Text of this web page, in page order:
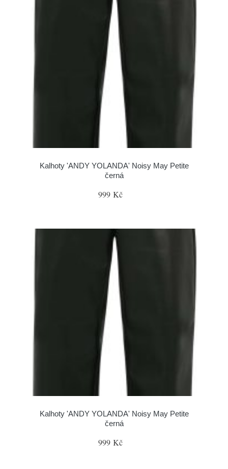
Kalhoty 'ANDY YOLANDA' Noisy May Petite
černá
999 Kč
Kalhoty 'ANDY YOLANDA' Noisy May Petite
černá
999 Kč